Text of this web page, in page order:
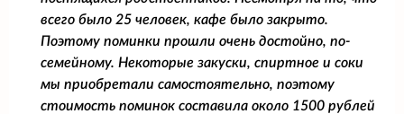
всего было 25 человек, кафе было закрыто.
Поэтому поминки прошли очень достойно, по-
семейному. Некоторые закуски, спиртное и соки
мы приобретали самостоятельно, поэтому
стоимость поминок составила около 1500 рублей